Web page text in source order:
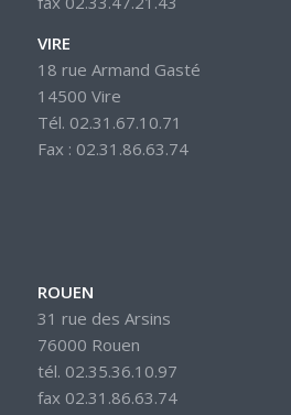
VIRE
18 rue Armand Gasté
14500 Vire
Tél. 02.31.67.10.71
Fax : 02.31.86.63.74
ROUEN
31 rue des Arsins
76000 Rouen
tél. 02.35.36.10.97
fax 02.31.86.63.74